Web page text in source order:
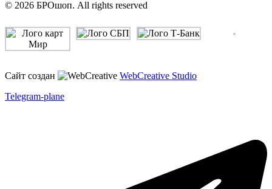
© 2026 БРОшоп. All rights reserved
Сайт создан
WebCreative Studio
Telegram-plane